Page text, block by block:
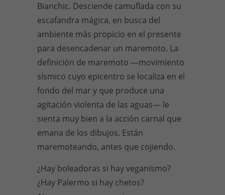
Bianchic. Desciende camuflada con su
escafandra mágica, en busca del
ambiente más propicio en el presente
para desencadenar un maremoto. La
definición de maremoto —movimiento
sísmico cuyo epicentro se localiza en el
fondo del mar y que produce una
agitación violenta de las aguas— le
sienta muy bien a la acción carnal que
emana de los dibujos. Están
maremoteando, antes que cojiendo.
¿Hay boleadoras si hay veganismo?
¿Hay Palermo si hay chetos?